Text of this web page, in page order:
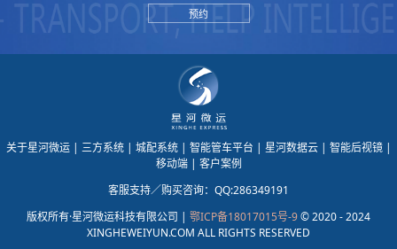
预约
关于星河微运 | 三方系统 | 城配系统 | 智能管车平台 | 星河数据云 | 智能后视镜
移动端
| 客户案例
客服支持／购买咨询：QQ:286349191
版权所有·星河微运科技有限公司 | 鄂ICP备18017015号-9© 2020 - 2024
XINGHEWEIYUN.COM ALL RIGHTS RESERVED